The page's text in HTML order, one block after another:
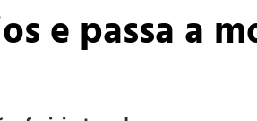
e passa a